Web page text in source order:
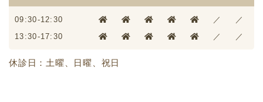
09:30-12:30 ／
／
13:30-17:30
／ ／
休診日：土曜、日曜、祝日